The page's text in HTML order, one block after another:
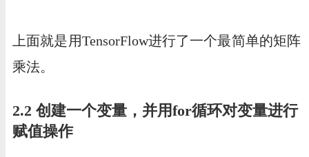
上面就是用TensorFlow进行了一个最简单的矩阵
乘法。
2.2 创建一个变量，并用for循环对变量进行
赋值操作